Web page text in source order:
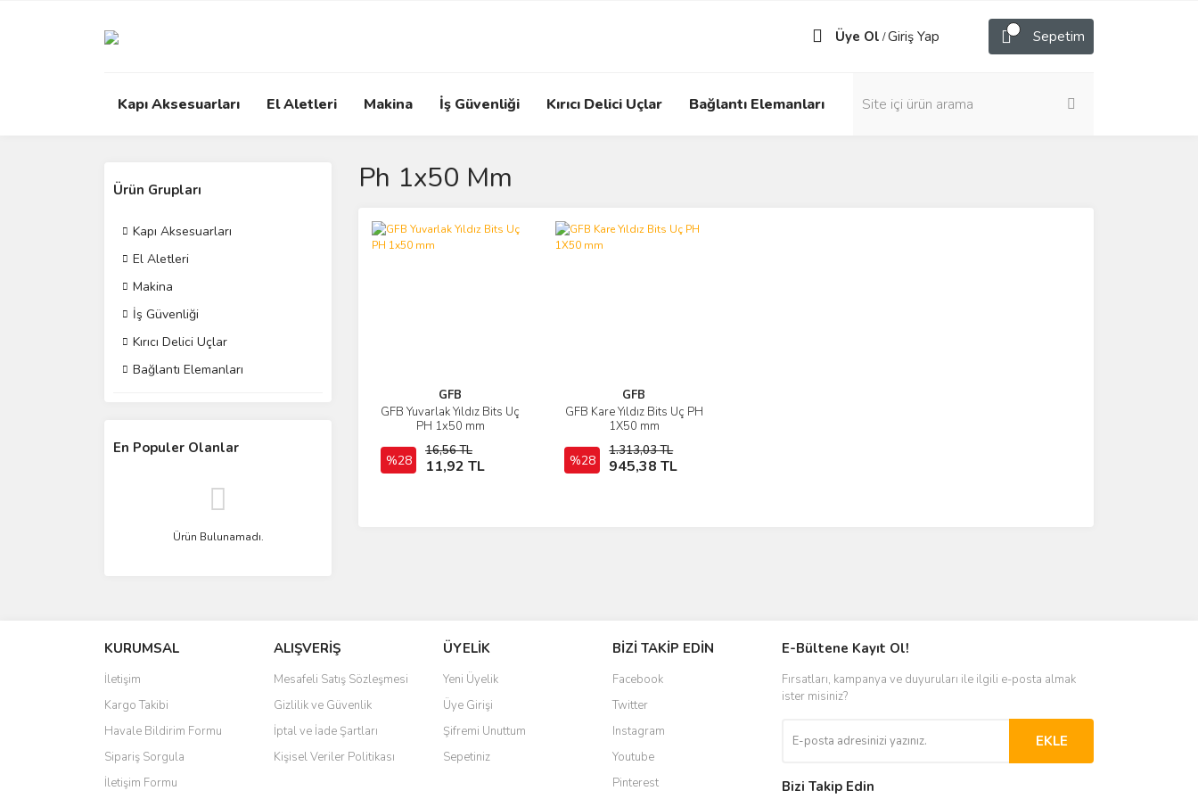
Üye Ol /Giriş Yap Sepetim
Kapı Aksesuarları El Aletleri Makina İş Güvenliği Kırıcı Delici Uçlar Bağlantı Elemanları
Ürün Grupları
Kapı Aksesuarları
El Aletleri
Makina
İş Güvenliği
Kırıcı Delici Uçlar
Bağlantı Elemanları
En Populer Olanlar
Ürün Bulunamadı.
Ph 1x50 Mm
GFB
GFB Yuvarlak Yıldız Bits Uç
PH 1x50 mm
%28
16,56 TL
11,92 TL
İncele
Sepete Ekle
GFB
GFB Kare Yıldız Bits Uç PH
1X50 mm
%28
1.313,03 TL
945,38 TL
İncele
Sepete Ekle
KURUMSAL
İletişim
Kargo Takibi
Havale Bildirim Formu
Sipariş Sorgula
İletişim Formu
ALIŞVERİŞ
Mesafeli Satış Sözleşmesi
Gizlilik ve Güvenlik
İptal ve İade Şartları
Kişisel Veriler Politikası
ÜYELİK
Yeni Üyelik
Üye Girişi
Şifremi Unuttum
Sepetiniz
BİZİ TAKİP EDİN
Facebook
Twitter
Instagram
Youtube
Pinterest
E-Bültene Kayıt Ol!
Fırsatları, kampanya ve duyuruları ile ilgili e-posta almak
ister misiniz?
EKLE
Bizi Takip Edin